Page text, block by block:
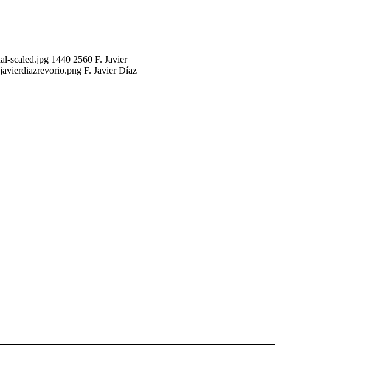
scaled.jpg 1440 2560 F. Javier
F. Javier Díaz